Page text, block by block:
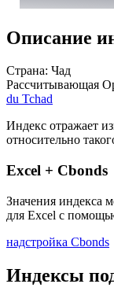
Описание
Страна: Чад
Рассчитывающая
du Tchad
Индекс отражает
относительно
Excel + Cbonds
Значения индекса
для Excel с
надстройка Cbonds
Индексы